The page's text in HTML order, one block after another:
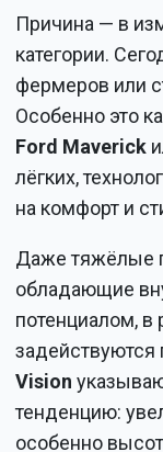
Причина — в
категории.
фермеров или
Особенно это
Ford Maverick
лёгких,
на комфорт и
Даже тяжёлые
обладающие
потенциалом, в
задействуются
Vision
тенденцию:
особенно